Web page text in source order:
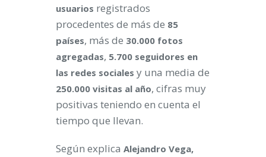
usuarios registrados
procedentes de más de 85
países, más de 30.000 fotos
agregadas, 5.700 seguidores en
las redes sociales y una media de
250.000 visitas al año, cifras muy
positivas teniendo en cuenta el
tiempo que llevan.
Según explica Alejandro Vega,